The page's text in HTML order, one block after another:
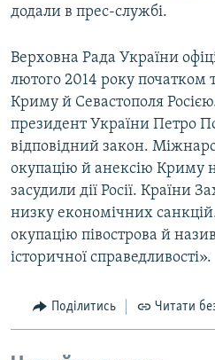
додали в прес-службі.
Верховна Рада України
лютого 2014 року початком
Криму й Севастополя
президент України Петро
відповідний закон.
окупацію й анексію Криму
засудили дії Росії. Країни
низку економічних санкцій.
окупацію півострова й
історичної справедливості».
Поділитись Читати